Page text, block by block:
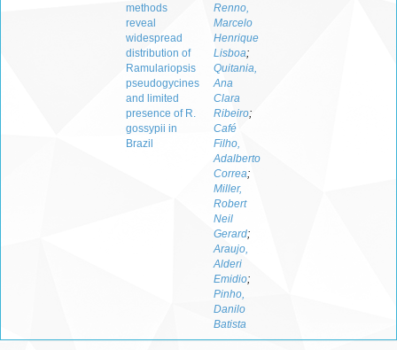
methods
reveal
widespread
distribution of
Ramulariopsis
pseudogycines
and limited
presence of R.
gossypii in
Brazil
Renno,
Marcelo
Henrique
Lisboa;
Quitania,
Ana
Clara
Ribeiro;
Café
Filho,
Adalberto
Correa;
Miller,
Robert
Neil
Gerard;
Araujo,
Alderi
Emidio;
Pinho,
Danilo
Batista